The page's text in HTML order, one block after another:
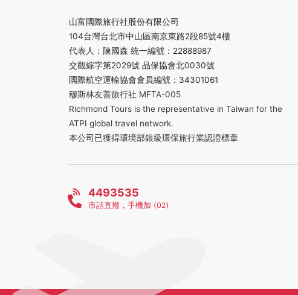
山富國際旅行社股份有限公司
104台灣台北市中山區南京東路2段85號4樓
代表人：陳國森 統一編號：22888987
交觀綜字第2029號 品保協會北0030號
國際航空運輸協會會員編號：34301061
穆斯林友善旅行社 MFTA-005
Richmond Tours is the representative in Taiwan for the
ATPI global travel network.
本公司已獲得環境部銀級環保旅行業認證標章
4493535
市話直撥，手機加 (02)